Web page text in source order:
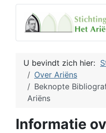
U bevindt zich hier:
Over Ariëns
Beknopte
Ariëns
Informatie